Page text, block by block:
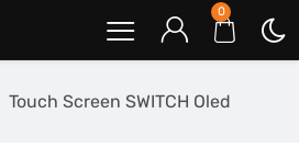
0
Touch Screen SWITCH Oled